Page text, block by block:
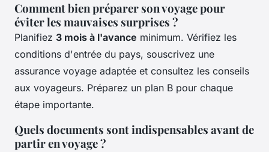
Comment bien préparer son voyage pour
éviter les mauvaises surprises ?
Planifiez 3 mois à l'avance minimum. Vérifiez les
conditions d'entrée du pays, souscrivez une
assurance voyage adaptée et consultez les conseils
aux voyageurs. Préparez un plan B pour chaque
étape importante.
Quels documents sont indispensables avant de
partir en voyage ?